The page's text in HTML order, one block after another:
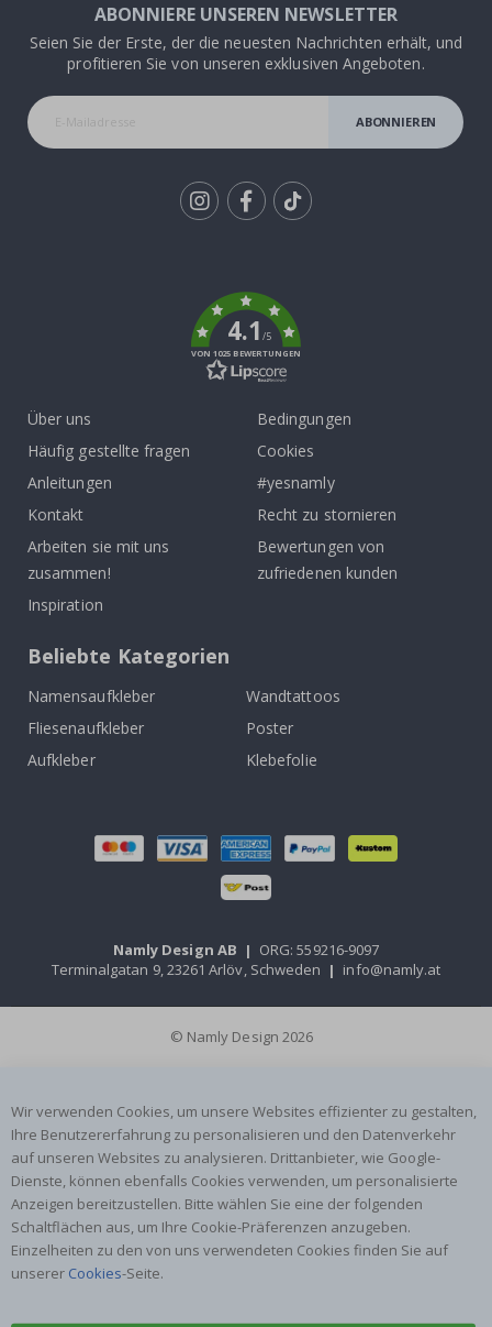
ABONNIERE UNSEREN NEWSLETTER
Seien Sie der Erste, der die neuesten Nachrichten erhält, und
profitieren Sie von unseren exklusiven Angeboten.
ABONNIEREN
4.1/5
VON 1025 BEWERTUNGEN
Über uns
Häufig gestellte fragen
Anleitungen
Kontakt
Arbeiten sie mit uns
zusammen!
Inspiration
Bedingungen
Cookies
#yesnamly
Recht zu stornieren
Bewertungen von
zufriedenen kunden
Beliebte Kategorien
Namensaufkleber
Wandtattoos
Fliesenaufkleber
Poster
Aufkleber
Klebefolie
Namly Design AB | ORG: 559216-9097
Terminalgatan 9, 23261 Arlöv, Schweden | info@namly.at
© Namly Design 2026
Wir verwenden Cookies, um unsere Websites effizienter zu gestalten,
Ihre Benutzererfahrung zu personalisieren und den Datenverkehr
auf unseren Websites zu analysieren. Drittanbieter, wie Google-
Dienste, können ebenfalls Cookies verwenden, um personalisierte
Anzeigen bereitzustellen. Bitte wählen Sie eine der folgenden
Schaltflächen aus, um Ihre Cookie-Präferenzen anzugeben.
Einzelheiten zu den von uns verwendeten Cookies finden Sie auf
unserer Cookies-Seite.